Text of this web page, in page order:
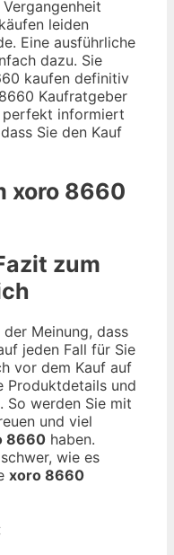
leiden
Eine ausführliche
dazu. Sie
kaufen definitiv
Kaufratgeber
perfekt informiert
Sie den Kauf
xoro 8660
zum
Meinung, dass
jeden Fall für Sie
vor dem Kauf auf
Produktdetails und
So werden Sie mit
und viel
8660 haben.
wie es
xoro 8660